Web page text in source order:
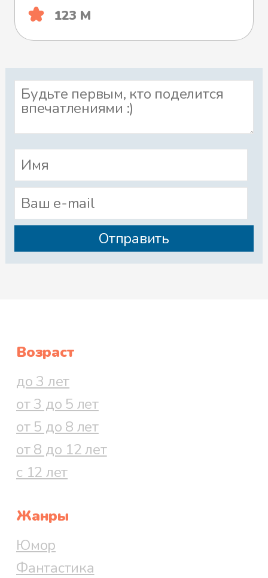
123 М
Возраст
до 3 лет
от 3 до 5 лет
от 5 до 8 лет
от 8 до 12 лет
с 12 лет
Жанры
Юмор
Фантастика